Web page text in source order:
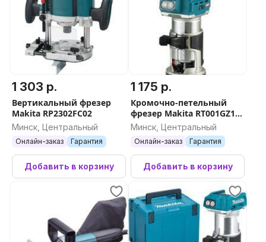
1 303 р.
Вертикальный фрезер
Makita RP2302FC02
Минск, Центральный
Онлайн-заказ Гарантия
Добавить в корзину
1 175 р.
Кромочно-петельный
фрезер Makita RT001GZ19
(без АКБ)
Минск, Центральный
Онлайн-заказ Гарантия
Добавить в корзину